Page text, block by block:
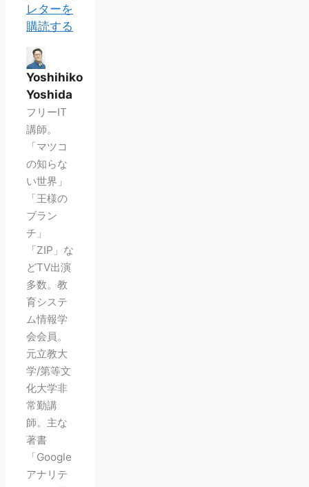
レターを
購読する
Yoshihiko
Yoshida
フリーIT
講師。
「マツコ
の知らな
い世界」
「王様の
ブラン
チ」
「ZIP」な
どTV出演
多数。教
育システ
ム情報学
会会員。
元立教大
学/第等文
化大学非
常勤講
師。主な
著書
「Google
アナリテ